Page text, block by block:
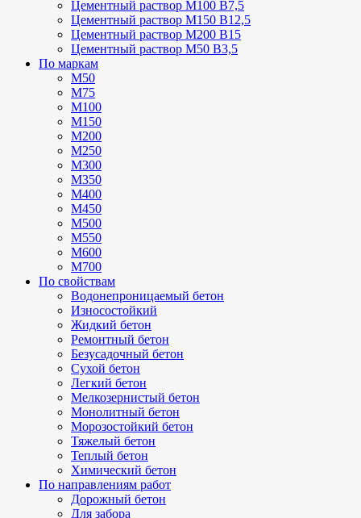
Цементный раствор М100 В7,5
Цементный раствор М150 В12,5
Цементный раствор М200 В15
Цементный раствор М50 В3,5
По маркам
М50
М75
М100
М150
М200
М250
М300
М350
М400
М450
М500
М550
М600
М700
По свойствам
Водонепроницаемый бетон
Износостойкий
Жидкий бетон
Ремонтный бетон
Безусадочный бетон
Сухой бетон
Легкий бетон
Мелкозернистый бетон
Монолитный бетон
Морозостойкий бетон
Тяжелый бетон
Теплый бетон
Химический бетон
По направлениям работ
Дорожный бетон
Для забора